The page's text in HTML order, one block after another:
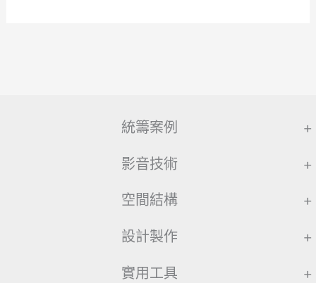
統籌案例 +
影音技術 +
空間結構 +
設計製作 +
實用工具 +